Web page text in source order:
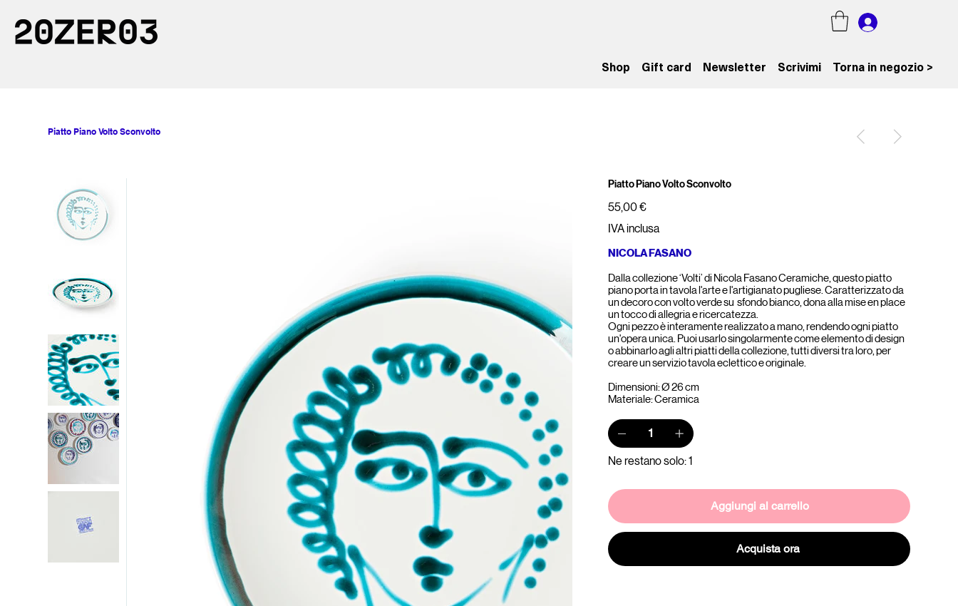
Shop Gift card Newsletter Scrivimi Torna in negozio >
Piatto Piano Volto Sconvolto
Piatto Piano Volto Sconvolto
Prezzo
55,00 €
IVA inclusa
NICOLA FASANO
Dalla collezione ‘Volti’ di Nicola Fasano Ceramiche, questo piatto
piano porta in tavola l'arte e l'artigianato pugliese. Caratterizzato da
un decoro con volto verde su sfondo bianco, dona alla mise en place
un tocco di allegria e ricercatezza.
Ogni pezzo è interamente realizzato a mano, rendendo ogni piatto
un'opera unica. Puoi usarlo singolarmente come elemento di design
o abbinarlo agli altri piatti della collezione, tutti diversi tra loro, per
creare un servizio tavola eclettico e originale.
Dimensioni: Ø 26 cm
Materiale: Ceramica
Ne restano solo: 1
Aggiungi al carrello
Acquista ora